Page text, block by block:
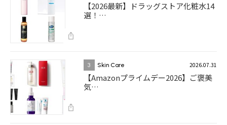
【2026最新】ドラッグストア化粧水14
選！…
3 Skin Care 2026.07.31
【Amazonプライムデー2026】ご褒美
気…